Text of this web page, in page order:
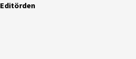
Editörden